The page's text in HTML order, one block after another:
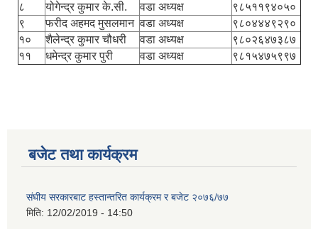
८
योगेन्द्र कुमार के.सी. वडा अध्यक्ष
९८५११९४०५०
९
फरीद अहमद मुसलमान वडा अध्यक्ष
९८०४४४९२९०
१०
शैलेन्द्र कुमार चौधरी वडा अध्यक्ष
९८०२६४७३८७
११
धमेन्द्र कुमार पुरी वडा अध्यक्ष ९८१५४७५९९७
बजेट तथा कार्यक्रम
संघीय सरकारबाट हस्तान्तरित कार्यक्रम र बजेट २०७६/७७
मिति: 12/02/2019 - 14:50